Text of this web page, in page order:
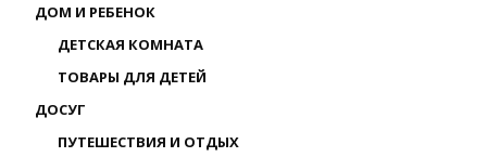
ДОМ И РЕБЕНОК
ДЕТСКАЯ КОМНАТА
ТОВАРЫ ДЛЯ ДЕТЕЙ
ДОСУГ
ПУТЕШЕСТВИЯ И ОТДЫХ